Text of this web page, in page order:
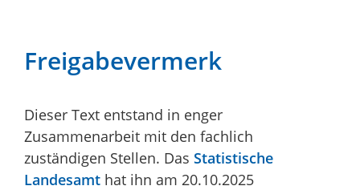
Freigabevermerk
Dieser Text entstand in enger
Zusammenarbeit mit den fachlich
zuständigen Stellen. Das Statistische
Landesamt hat ihn am 20.10.2025